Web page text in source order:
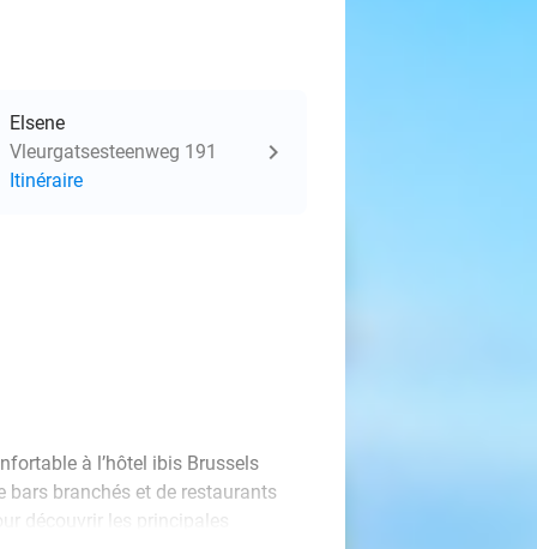
Elsene
Vleurgatsesteenweg 191
Itinéraire
à l’hôtel ibis Brussels
bars branchés et de restaurants
découvrir les principales